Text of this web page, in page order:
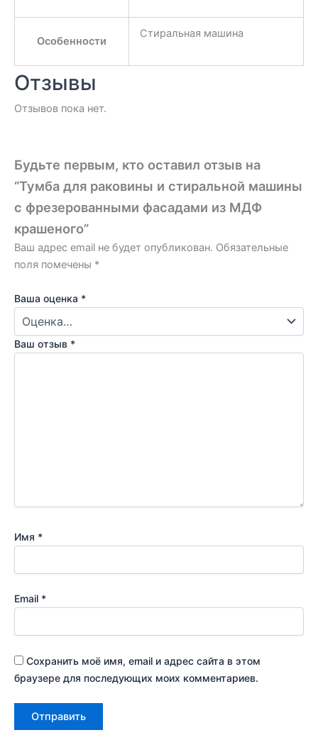
Особенности
Стиральная машина
Отзывы
Отзывов пока нет.
Будьте первым, кто оставил отзыв на
“Тумба для раковины и стиральной машины
с фрезерованными фасадами из МДФ
крашеного”
Ваш адрес email не будет опубликован. Обязательные
поля помечены *
Ваша оценка *
Ваш отзыв *
Имя *
Email *
Сохранить моё имя, email и адрес сайта в этом
браузере для последующих моих комментариев.